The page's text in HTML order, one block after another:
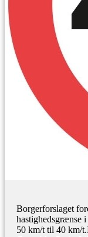
Borgerforslaget
hastighedsgrænse
50 km/t til 40 km/